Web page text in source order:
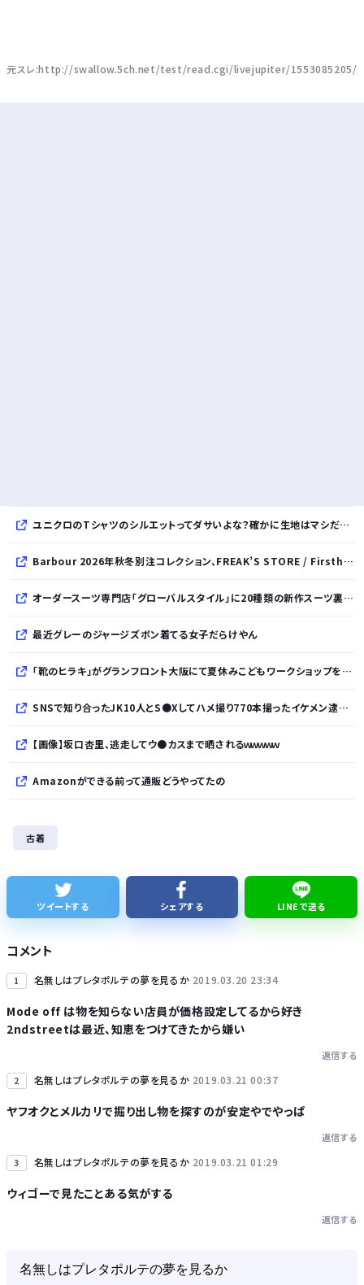
元スレ:http://swallow.5ch.net/test/read.cgi/livejupiter/1553085205/
ユニクロのTシャツのシルエットってダサいよな？確かに生地はマシだけどさ
Barbour 2026年秋冬別注コレクション、FREAK’S STORE / Firsthand / Freadaから登場
オーダースーツ専門店「グローバルスタイル」に20種類の新作スーツ裏地が登場！おしゃれな花柄・サッカーボール・フラミンゴ・虎・フラガール・リゾート柄など豊富！
最近グレーのジャージズボン着てる女子だらけやん
「靴のヒラキ」がグランフロント大阪にて夏休みこどもワークショップを開催！親子で楽しむ靴デコレーション体験や足の計測会
SNSで知り合ったJK10人とS●Xしてハメ撮り770本撮ったイケメン逮捕wwwwwwwwwwwwwww
【画像】坂口杏里、逃走してウ●カスまで晒されるｗｗｗｗｗ
Amazonができる前って通販どうやってたの
【朗報】『ヤニねこ』新海誠、水島努、綾辻行人らクリエイターが絶賛ｗｗｗｗｗｗｗｗｗ
Powered by livedoor 相互RSS
古着
ツイートする シェアする LINEで送る
コメント
1 名無しはプレタポルテの夢を見るか 2019.03.20 23:34
Mode off は物を知らない店員が価格設定してるから好き
2ndstreetは最近、知恵をつけてきたから嫌い
返信する
2 名無しはプレタポルテの夢を見るか 2019.03.21 00:37
ヤフオクとメルカリで掘り出し物を探すのが安定やでやっぱ
返信する
3 名無しはプレタポルテの夢を見るか 2019.03.21 01:29
ウィゴーで見たことある気がする
返信する